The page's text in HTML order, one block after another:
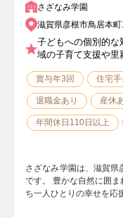
さざなみ学園
滋賀県彦根市鳥居本
子どもへの個別的な
域の子育て支援や里
賞与年3回 住宅手
退職金あり 産休
年間休日110日以上
さざなみ学園は、滋賀県
です。 豊かな自然に囲
ち一人ひとりの幸せを応